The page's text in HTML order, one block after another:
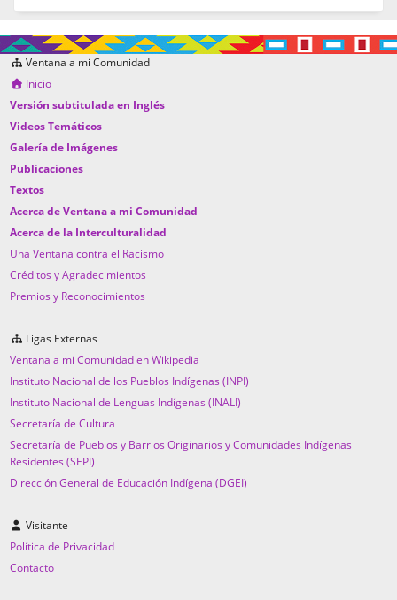
Ventana a mi Comunidad
Inicio
Versión subtitulada en Inglés
Videos Temáticos
Galería de Imágenes
Publicaciones
Textos
Acerca de Ventana a mi Comunidad
Acerca de la Interculturalidad
Una Ventana contra el Racismo
Créditos y Agradecimientos
Premios y Reconocimientos
Ligas Externas
Ventana a mi Comunidad en Wikipedia
Instituto Nacional de los Pueblos Indígenas (INPI)
Instituto Nacional de Lenguas Indígenas (INALI)
Secretaría de Cultura
Secretaría de Pueblos y Barrios Originarios y Comunidades Indígenas
Residentes (SEPI)
Dirección General de Educación Indígena (DGEI)
Visitante
Política de Privacidad
Contacto